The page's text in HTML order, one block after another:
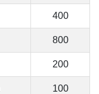
400
800
200
100